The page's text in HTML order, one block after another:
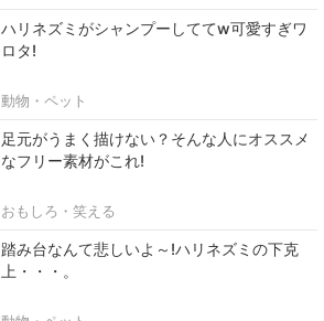
ハリネズミがシャンプーしててw可愛すぎワ
ロタ!
動物・ペット
足元がうまく描けない？そんな人にオススメ
なフリー素材がこれ!
おもしろ・笑える
踏み台なんて悲しいよ～!ハリネズミの下克
上・・・。